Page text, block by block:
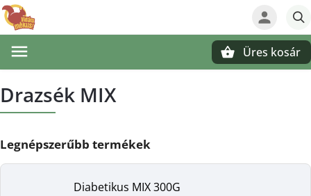
Üres kosár
Drazsék MIX
Legnépszerűbb termékek
Diabetikus MIX 300G